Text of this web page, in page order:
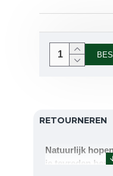
RETOURNEREN
Natuurlijk
je tevreden bent